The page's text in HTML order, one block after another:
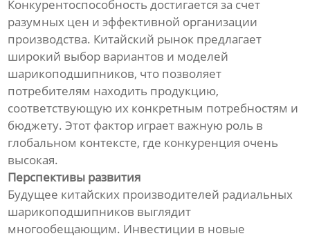
Конкурентоспособность достигается за счет
разумных цен и эффективной организации
производства. Китайский рынок предлагает
широкий выбор вариантов и моделей
шарикоподшипников, что позволяет
потребителям находить продукцию,
соответствующую их конкретным потребностям и
бюджету. Этот фактор играет важную роль в
глобальном контексте, где конкуренция очень
высокая.
Перспективы развития
Будущее китайских производителей радиальных
шарикоподшипников выглядит
многообещающим. Инвестиции в новые